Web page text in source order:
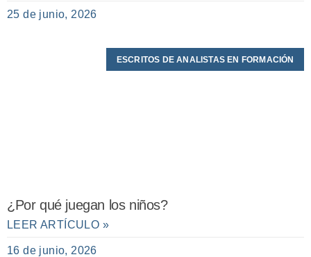
25 de junio, 2026
ESCRITOS DE ANALISTAS EN FORMACIÓN
¿Por qué juegan los niños?
LEER ARTÍCULO »
16 de junio, 2026